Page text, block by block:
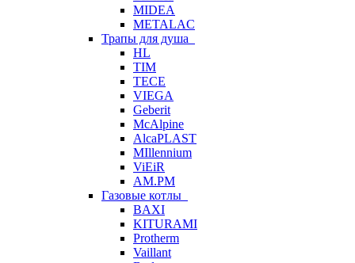
MIDEA
METALAC
Трапы для душа
HL
TIM
TECE
VIEGA
Geberit
McAlpine
AlcaPLAST
MIllennium
ViEiR
AM.PM
Газовые котлы
BAXI
KITURAMI
Protherm
Vaillant